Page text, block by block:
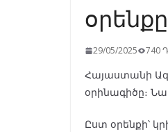
օրենքը
29/05/2025 740
Հայաստանի
օրինագիծը։
Ըստ օրենքի՝